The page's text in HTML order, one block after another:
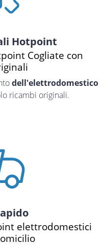
Hotpoint
Cogliate con
dell'elettrodomestico
ricambi originali.
elettrodomestici